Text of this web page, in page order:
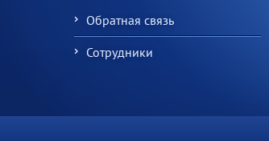
Обратная связь
Сотрудники